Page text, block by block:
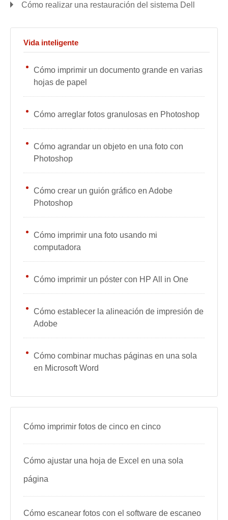
Cómo realizar una restauración del sistema Dell
Vida inteligente
Cómo imprimir un documento grande en varias
hojas de papel
Cómo arreglar fotos granulosas en Photoshop
Cómo agrandar un objeto en una foto con
Photoshop
Cómo crear un guión gráfico en Adobe
Photoshop
Cómo imprimir una foto usando mi
computadora
Cómo imprimir un póster con HP All in One
Cómo establecer la alineación de impresión de
Adobe
Cómo combinar muchas páginas en una sola
en Microsoft Word
Cómo imprimir fotos de cinco en cinco
Cómo ajustar una hoja de Excel en una sola
página
Cómo escanear fotos con el software de escaneo